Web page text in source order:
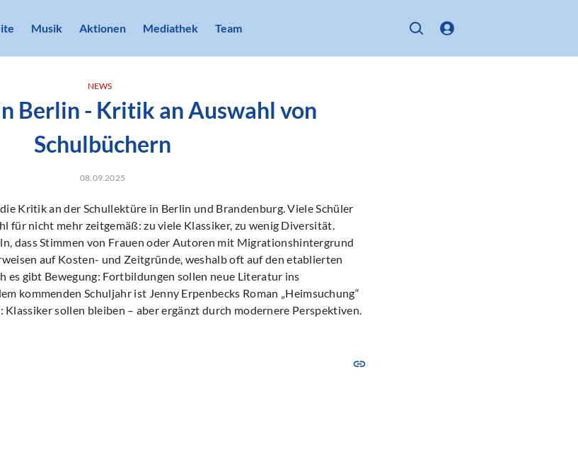
Musik Aktionen Mediathek Team
NEWS
Berlin - Kritik an Auswahl von
Schulbüchern
08.09.2025
Kritik an der Schullektüre in Berlin und Brandenburg. Viele Schüler
für nicht mehr zeitgemäß: zu viele Klassiker, zu wenig Diversität.
dass Stimmen von Frauen oder Autoren mit Migrationshintergrund
auf Kosten- und Zeitgründe, weshalb oft auf den etablierten
es gibt Bewegung: Fortbildungen sollen neue Literatur ins
kommenden Schuljahr ist Jenny Erpenbecks Roman „Heimsuchung“
sollen bleiben – aber ergänzt durch modernere Perspektiven.